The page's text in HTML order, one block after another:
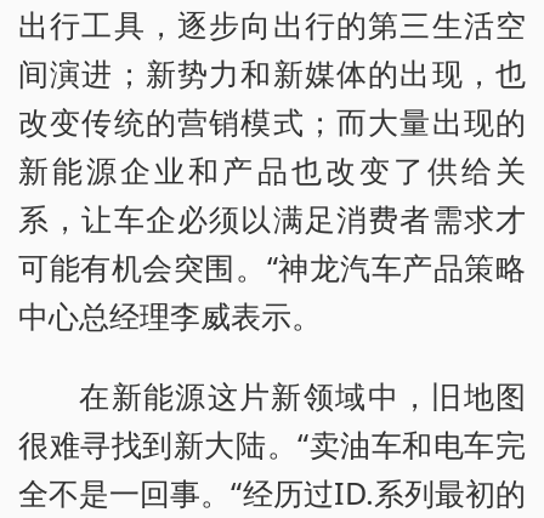
出行工具，逐步向出行的第三生活空
间演进；新势力和新媒体的出现，也
改变传统的营销模式；而大量出现的
新能源企业和产品也改变了供给关
系，让车企必须以满足消费者需求才
可能有机会突围。“神龙汽车产品策略
中心总经理李威表示。
在新能源这片新领域中，旧地图
很难寻找到新大陆。“卖油车和电车完
全不是一回事。“经历过ID.系列最初的